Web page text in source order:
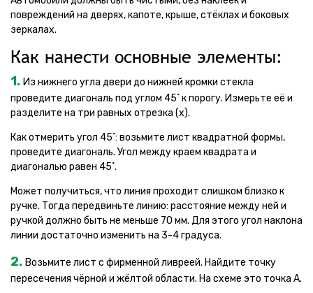
повреждений на дверях, капоте, крыше, стёклах и боковых
зеркалах.
Как нанести основные элементы:
1. Из нижнего угла двери до нижней кромки стекла
проведите диагональ под углом 45˚ к порогу. Измерьте её и
разделите на три равных отрезка (x).
Как отмерить угол 45˚: возьмите лист квадратной формы,
проведите диагональ. Угол между краем квадрата и
диагональю равен 45˚.
Может получиться, что линия проходит слишком близко к
ручке. Тогда передвиньте линию: расстояние между ней и
ручкой должно быть не меньше 70 мм. Для этого угол наклона
линии достаточно изменить на 3-4 градуса.
2. Возьмите лист с фирменной ливреей. Найдите точку
пересечения чёрной и жёлтой области. На схеме это точка А.